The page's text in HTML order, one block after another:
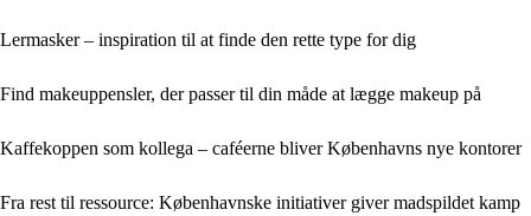
Lermasker – inspiration til at finde den rette type for dig
Find makeuppensler, der passer til din måde at lægge makeup på
Kaffekoppen som kollega – caféerne bliver Københavns nye kontorer
Fra rest til ressource: Københavnske initiativer giver madspildet kamp